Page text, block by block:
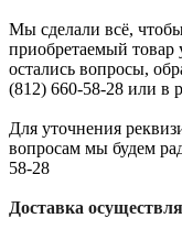
Мы сделали всё,
приобретаемый товар
остались вопросы,
(812) 660-58-28 или в
Для уточнения
вопросам мы будем
58-28
Доставка